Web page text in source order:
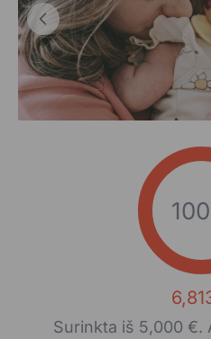
Surinkta iš 5,000 €.